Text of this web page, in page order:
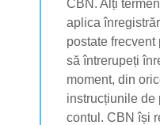
CBN. Alți
aplica
postate
să întrerupeți
moment, din
instrucțiunile de
contul. CBN își